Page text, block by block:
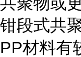
钳段式共
PP材料有